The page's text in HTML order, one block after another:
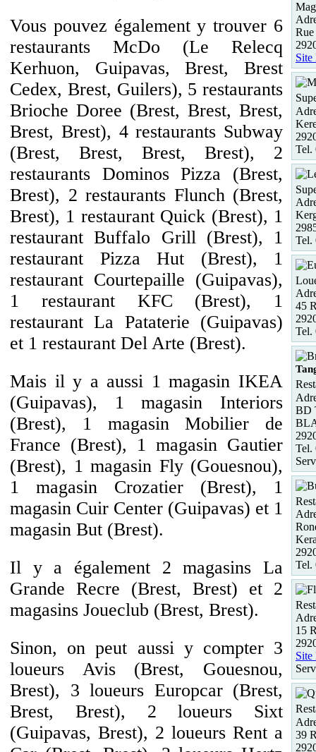
Vous pouvez également y trouver 6
restaurants McDo (Le Relecq
Kerhuon, Guipavas, Brest, Brest
Cedex, Brest, Guilers), 5 restaurants
Brioche Doree (Brest, Brest, Brest,
Brest, Brest), 4 restaurants Subway
(Brest, Brest, Brest, Brest), 2
restaurants Dominos Pizza (Brest,
Brest), 2 restaurants Flunch (Brest,
Brest), 1 restaurant Quick (Brest), 1
restaurant Buffalo Grill (Brest), 1
restaurant Pizza Hut (Brest), 1
restaurant Courtepaille (Guipavas),
1 restaurant KFC (Brest), 1
restaurant La Pataterie (Guipavas)
et 1 restaurant Del Arte (Brest).
Mais il y a aussi 1 magasin IKEA
(Guipavas), 1 magasin Interiors
(Brest), 1 magasin Mobilier de
France (Brest), 1 magasin Gautier
(Brest), 1 magasin Fly (Gouesnou),
1 magasin Crozatier (Brest), 1
magasin Cuir Center (Guipavas) et 1
magasin But (Brest).
Il y a également 2 magasins La
Grande Recre (Brest, Brest) et 2
magasins Joueclub (Brest, Brest).
Sinon, on peut aussi y compter 3
loueurs Avis (Brest, Gouesnou,
Brest), 3 loueurs Europcar (Brest,
Brest, Brest), 2 loueurs Sixt
(Guipavas, Brest), 2 loueurs Rent a
Site
Tel.
Tel.
45
Tel.
BD
Tel.
Tel.
15
Site
39